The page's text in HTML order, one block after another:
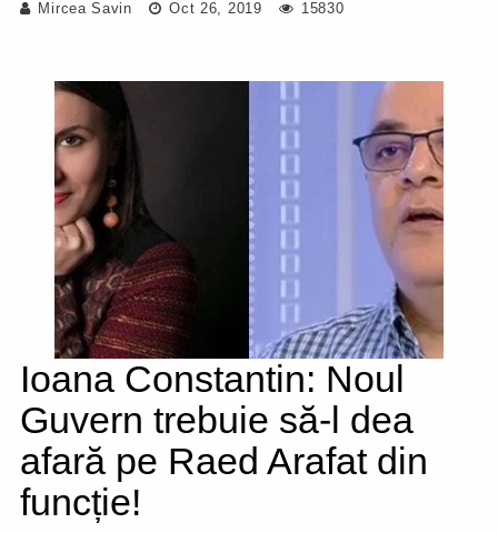
Mircea Savin Oct 26, 2019 15830
Ioana Constantin: Noul
Guvern trebuie să-l dea
afară pe Raed Arafat din
funcție!